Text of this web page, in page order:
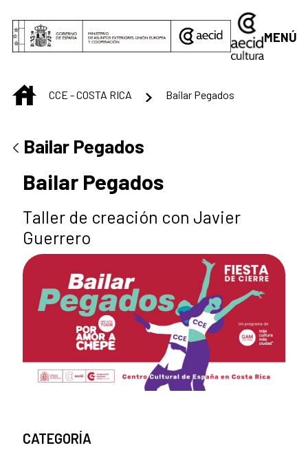
MENÚ
INICIO
CCE - COSTA RICA Bailar Pegados
Bailar Pegados
Bailar Pegados
Taller de creación con Javier
Guerrero
CATEGORÍA